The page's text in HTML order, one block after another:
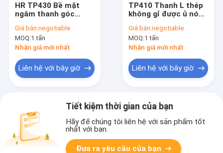
HR TP430 Bề mặt
ngâm thanh góc
nóng
Giá bán:negotiable
MOQ:1 tấn
Nhận giá mới nhất
Liên hệ với bây giờ
TP410 Thanh L thép
không gỉ được ủ nóng
Giá bán:negotiable
MOQ:1 tấn
Nhận giá mới nhất
Liên hệ với bây giờ
Tiết kiệm thời gian của bạn
Hãy để chúng tôi liên hệ với sản phẩm tốt
nhất với bạn.
Đưa ra yêu cầu của bạn